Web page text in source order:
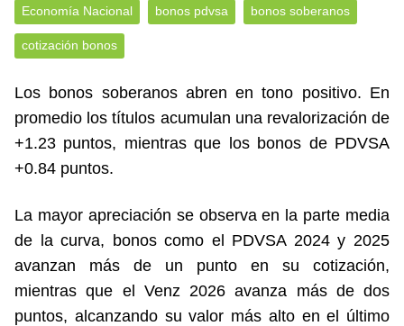
Economía Nacional bonos pdvsa bonos soberanos
cotización bonos
Los bonos soberanos abren en tono positivo. En
promedio los títulos acumulan una revalorización de
+1.23 puntos, mientras que los bonos de PDVSA
+0.84 puntos.
La mayor apreciación se observa en la parte media
de la curva, bonos como el PDVSA 2024 y 2025
avanzan más de un punto en su cotización,
mientras que el Venz 2026 avanza más de dos
puntos, alcanzando su valor más alto en el último